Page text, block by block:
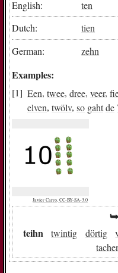
English:
ten
Dutch:
tien
German:
zehn
Examples:
Een, twee, dree, veer,
elven, twölv, so gahtde
⮩
teihn
twintig dörtig
Javier Carro, CC-BY-SA-3.0